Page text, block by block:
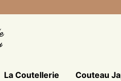
La Coutellerie Couteau